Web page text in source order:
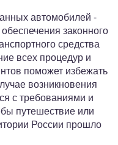
автомобилей -
законного
средства
всех процедур и
поможет избежать
возникновения
с требованиями и
путешествие или
России прошло